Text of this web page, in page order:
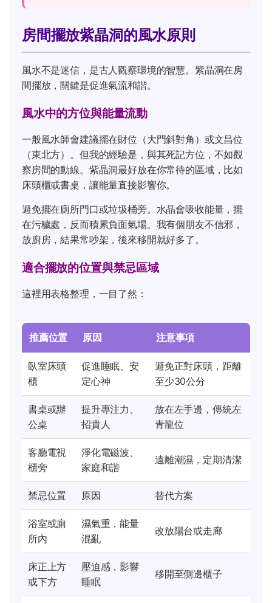
房間擺放紫晶洞的風水原則
風水不是迷信，是古人觀察環境的智慧。紫晶洞在房
間擺放，關鍵是促進氣流和諧。
風水中的方位與能量流動
一般風水師會建議擺在財位（大門斜對角）或文昌位
（東北方）。但我的經驗是，與其死記方位，不如觀
察房間的動線。紫晶洞最好放在你常待的區域，比如
床頭櫃或書桌，讓能量直接影響你。
避免擺在廁所門口或垃圾桶旁。水晶會吸收能量，擺
在污穢處，反而積累負面氣場。我有個朋友不信邪，
放廚房，結果常吵架，後來移開就好多了。
適合擺放的位置與禁忌區域
這裡用表格整理，一目了然：
推薦位置 原因 注意事項
臥室床頭
櫃
促進睡眠、安
定心神
避免正對床頭，距離
至少30公分
書桌或辦
公桌
提升專注力、
招貴人
放在左手邊，傳統左
青龍位
客廳電視
櫃旁
淨化電磁波、
家庭和諧
遠離潮濕，定期清潔
禁忌位置 原因 替代方案
浴室或廁
所內
濕氣重，能量
混亂
改放陽台或走廊
床正上方
或下方
壓迫感，影響
睡眠
移開至側邊櫃子